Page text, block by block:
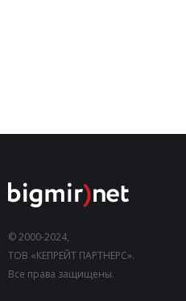
© 2000-2024,
ТОВ «КЕПРЕЙТ ПАРТНЕРС».
Все права защищены.